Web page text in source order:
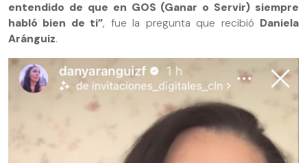
entendido de que en GOS (Ganar o Servir) siempre
habló bien de ti”, fue la pregunta que recibió Daniela
Aránguiz.